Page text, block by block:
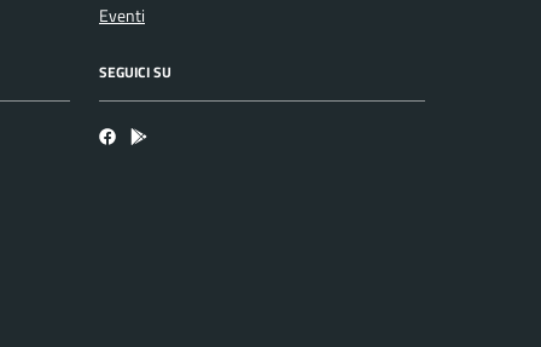
Eventi
SEGUICI SU
FacebookBosa inApp